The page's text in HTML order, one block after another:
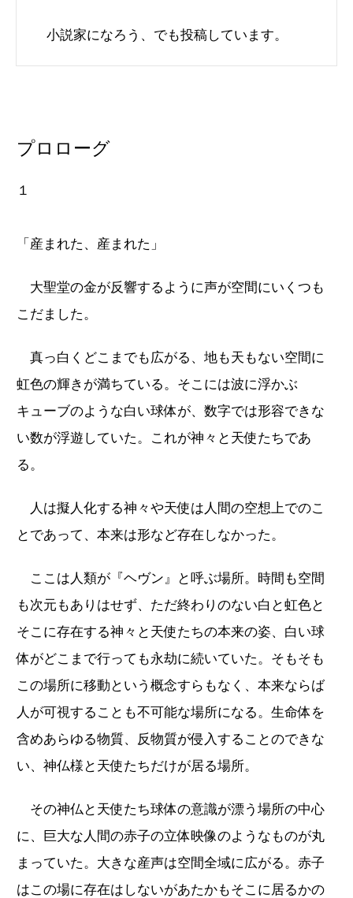
小説家になろう、でも投稿しています。
プロローグ
１
「産まれた、産まれた」
大聖堂の金が反響するように声が空間にいくつも
こだました。
真っ白くどこまでも広がる、地も天もない空間に
虹色の輝きが満ちている。そこには波に浮かぶ
キューブのような白い球体が、数字では形容できな
い数が浮遊していた。これが神々と天使たちであ
る。
人は擬人化する神々や天使は人間の空想上でのこ
とであって、本来は形など存在しなかった。
ここは人類が『ヘヴン』と呼ぶ場所。時間も空間
も次元もありはせず、ただ終わりのない白と虹色と
そこに存在する神々と天使たちの本来の姿、白い球
体がどこまで行っても永劫に続いていた。そもそも
この場所に移動という概念すらもなく、本来ならば
人が可視することも不可能な場所になる。生命体を
含めあらゆる物質、反物質が侵入することのできな
い、神仏様と天使たちだけが居る場所。
その神仏と天使たち球体の意識が漂う場所の中心
に、巨大な人間の赤子の立体映像のようなものが丸
まっていた。大きな産声は空間全域に広がる。赤子
はこの場に存在はしないがあたかもそこに居るかの